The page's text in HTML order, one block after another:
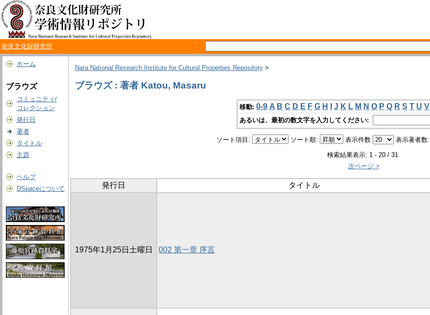
奈良文化財研究所
ホーム
ブラウズ
コミュニティ/
コレクション
発行日
著者
タイトル
主題
ヘルプ
DSpaceについて
Nara National Research Institute for Cultural Properties Repository >
ブラウズ : 著者 Katou, Masaru
移動: 0-9 A B C D E F G H J K L M N O P Q R S T U V
あるいは、最初の数文字を入力してください:
ソート項目: ソート順: 表示件数 表示著者数:
検索結果表示: 1 - 20 / 31
次ページ >
発行日 タイトル
1975年1月25日土曜日 002 第一章 序言